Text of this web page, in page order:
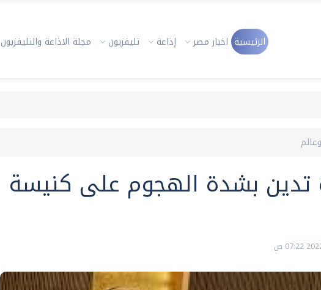
الرئيسية اخبار مصر إذاعة تليفزيون مجلة الاذاعة والتليفزيون
تدين بشدة الهجوم على كنيسة